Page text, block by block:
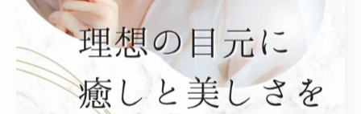
眉毛の形や濃さ、左右のバランスなど、アイブロウに関
する悩みは人それぞれ異なります。最初に自分の悩みを
明確にすることで、適切な対策が見つかりやすくなりま
す。例えば「眉が薄い」「眉尻が短い」「生えグセが気